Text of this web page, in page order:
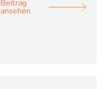
Beitrag
ansehen